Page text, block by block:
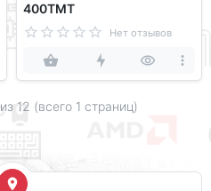
400ТМТ
Нет отзывов
из 12 (всего 1 страниц)